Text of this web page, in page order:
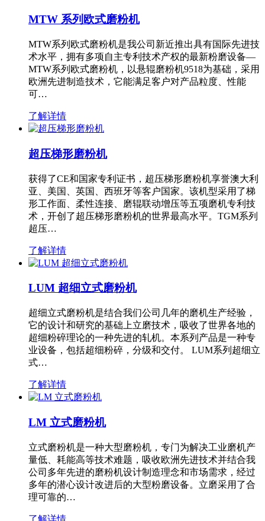
MTW 系列欧式磨粉机
MTW系列欧式磨粉机是我公司新近推出具有国际先进技
术水平，拥有多项自主专利技术产权的最新粉磨设备—
MTW系列欧式磨粉机，以悬辊磨粉机9518为基础，采用
欧洲先进制造技术，它能满足客户对产品粒度、性能
可…
了解详情
超压梯形磨粉机
获得了CE和国家专利证书，超压梯形磨粉机享誉澳大利
亚、美国、英国、西班牙等客户国家。该机型采用了梯
形工作面、柔性连接、磨辊联动增压等五项磨机专利技
术，开创了超压梯形磨粉机的世界最高水平。TGM系列
超压…
了解详情
LUM 超细立式磨粉机
超细立式磨粉机是结合我们公司几年的磨机生产经验，
它的设计和研究的基础上立磨技术，吸收了世界各地的
超细粉碎理论的一种先进的轧机。本系列产品是一种专
业设备，包括超细粉碎，分级和交付。 LUM系列超细立
式…
了解详情
LM 立式磨粉机
立式磨粉机是一种大型磨粉机，专门为解决工业磨机产
量低、耗能高等技术难题，吸收欧洲先进技术并结合我
公司多年先进的磨粉机设计制造理念和市场需求，经过
多年的潜心设计改进后的大型粉磨设备。立磨采用了合
理可靠的…
了解详情